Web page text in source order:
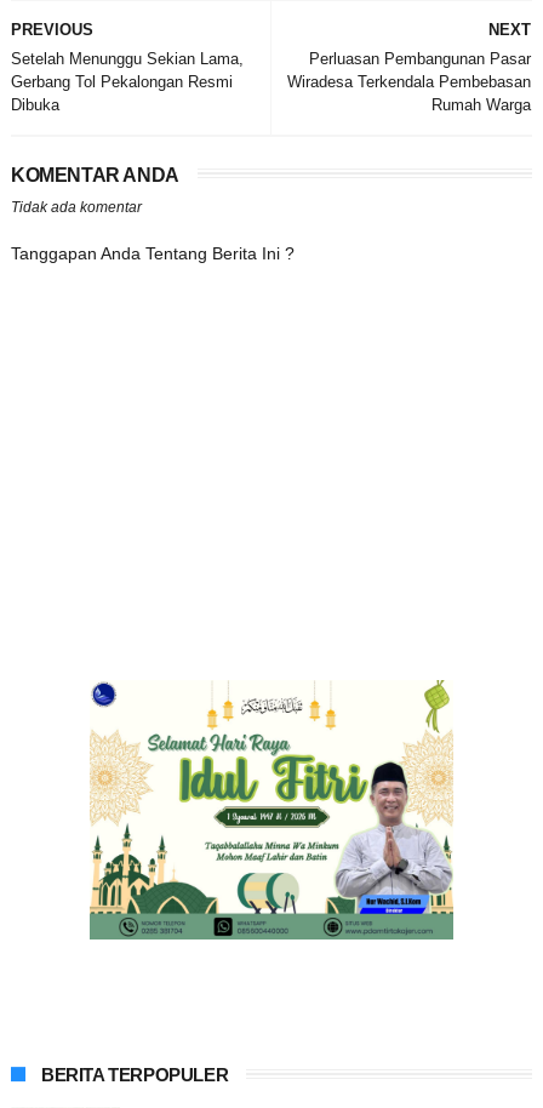
NEXT
Perluasan Pembangunan Pasar
Wiradesa Terkendala Pembebasan
Rumah Warga
PREVIOUS
Setelah Menunggu Sekian Lama,
Gerbang Tol Pekalongan Resmi
Dibuka
KOMENTAR ANDA
Tidak ada komentar
Tanggapan Anda Tentang Berita Ini ?
BERITA TERPOPULER